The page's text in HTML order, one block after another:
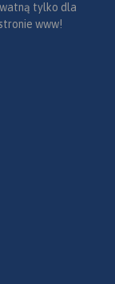
tylko dla
www!